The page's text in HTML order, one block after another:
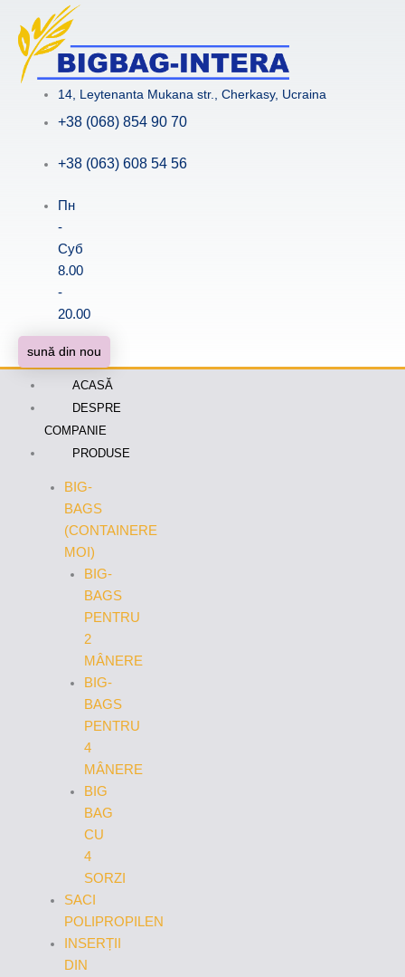
content
14, Leytenanta Mukana str., Cherkasy, Ucraina
+38 (068) 854 90 70
+38 (063) 608 54 56
Пн
-
Суб
8.00
-
20.00
sună din nou
ACASĂ
DESPRE
COMPANIE
PRODUSE
BIG-
BAGS
(CONTAINERE
MOI)
BIG-
BAGS
PENTRU
2
MÂNERE
BIG-
BAGS
PENTRU
4
MÂNERE
BIG
BAG
CU
4
SORZI
SACI
POLIPROPILEN
INSERȚII
DIN